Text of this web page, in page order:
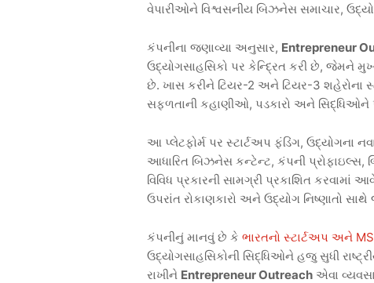
વેપારીઓને વિશ્વસનીય બિઝનેસ સમાચાર,
કંપનીના જણાવ્યા અનુસાર, Entrepreneur
ઉદ્યોગસાહસિકો પર કેન્દ્રિત કરી છે, જેમને
છે. ખાસ કરીને ટિયર-2 અને ટિયર-3 શહેરોના
સફળતાની કહાણીઓ, પડકારો અને સિદ્ધિઓને
આ પ્લેટફોર્મ પર સ્ટાર્ટઅપ ફંડિંગ, ઉદ્યોગના
આધારિત બિઝનેસ કન્ટેન્ટ, કંપની પ્રોફાઇલ્સ,
વિવિધ પ્રકારની સામગ્રી પ્રકાશિત કરવામાં
ઉપરાંત રોકાણકારો અને ઉદ્યોગ નિષ્ણાતો
કંપનીનું માનવું છે કે ભારતનો સ્ટાર્ટઅપ અને
ઉદ્યોગસાહસિકોની સિદ્ધિઓને હજુ સુધી
રાખીને Entrepreneur Outreach એવા